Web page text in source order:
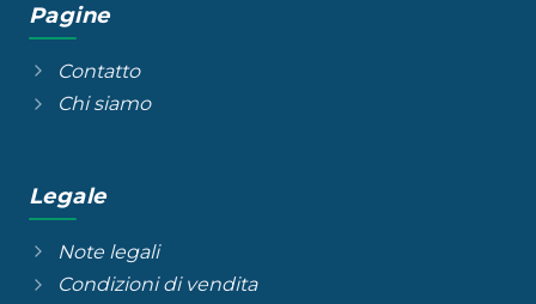
Pagine
Contatto
Chi siamo
Legale
Note legali
Condizioni di vendita